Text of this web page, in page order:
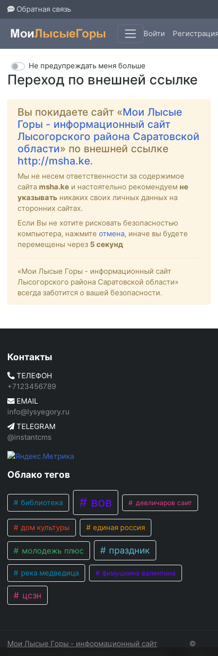
Обратная связь
Войти
Переход по внешней ссылке
Не предупреждать меня больше
Вы покидаете сайт «Мои Лысые
Горы - информационный сайт
Лысогорского района Саратовской
области» по внешней ссылке
http://msha.ke.
Мы не несем ответственности за содержимое
сайта msha.ke и настоятельно рекомендуем не
указывать никаких своих личных данных на
сторонних сайтах.
Если Вы не хотите рисковать безопасностью
компьютера, нажмите отмена, иначе вы будете
перемещены через 5 секунд
«Мои Лысые Горы - информационный сайт
Лысогорского района Саратовской области»
всегда заботится о вашей безопасности.
Контакты
ТЕЛЕФОН
+7123456789
EMAIL
info@lysyegory.ru
TELEGRAM
@instantcms
Облако тегов
библиотека вов девличаров саит
дом культуры единая россия
молодежь плюс праздник
река медведица фимушкина валентина
цсзн
Мои Лысые Горы - информационный сайт
©